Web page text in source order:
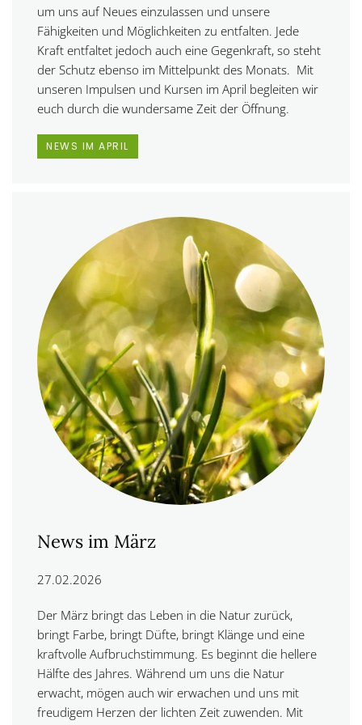
um uns auf Neues einzulassen und unsere
Fähigkeiten und Möglichkeiten zu entfalten. Jede
Kraft entfaltet jedoch auch eine Gegenkraft, so steht
der Schutz ebenso im Mittelpunkt des Monats. Mit
unseren Impulsen und Kursen im April begleiten wir
euch durch die wundersame Zeit der Öffnung.
NEWS IM APRIL
News im März
27.02.2026
Der März bringt das Leben in die Natur zurück,
bringt Farbe, bringt Düfte, bringt Klänge und eine
kraftvolle Aufbruchstimmung. Es beginnt die hellere
Hälfte des Jahres. Während um uns die Natur
erwacht, mögen auch wir erwachen und uns mit
freudigem Herzen der lichten Zeit zuwenden. Mit